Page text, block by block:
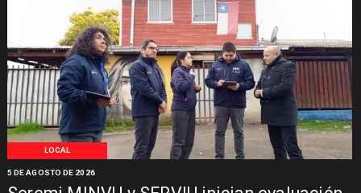
LOCAL
5 DE AGOSTO DE 2026